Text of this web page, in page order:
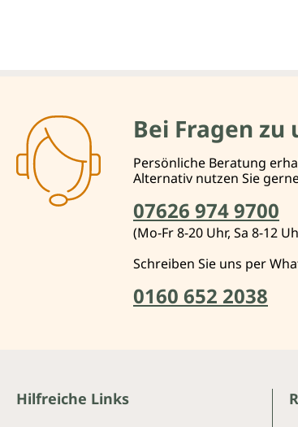
Bei Fragen
Persönliche Beratung
Alternativ nutzen Sie
07626 974 9700
(Mo-Fr 8-20 Uhr, Sa 8-12
Schreiben Sie uns per
0160 652 2038
Hilfreiche Links